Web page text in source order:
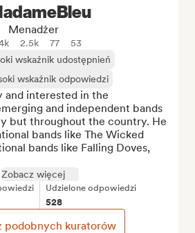
Menadżer
2.5k 77
53
wskaźnik udostępnień
wskaźnik odpowiedzi
and interested in the
and independent bands
but throughout the country. He
bands like The Wicked
bands like Falling Doves,
Zobacz więcej
Udzielone odpowiedzi
528
podobnych kuratorów